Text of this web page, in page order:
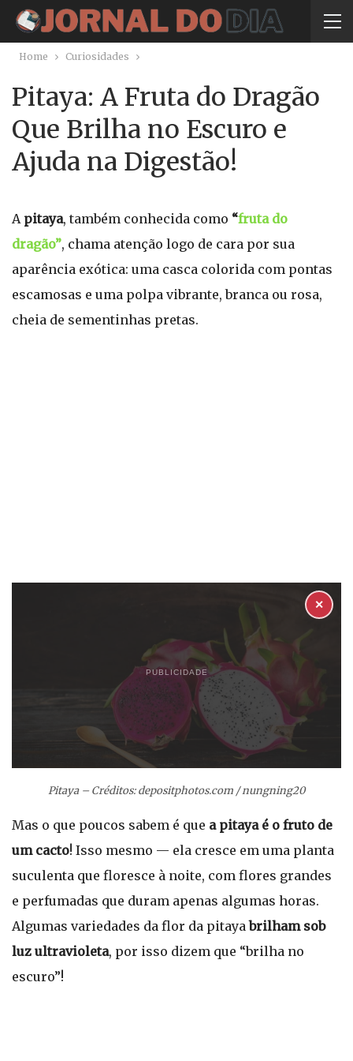
Home Curiosidades
Pitaya: A Fruta do Dragão
Que Brilha no Escuro e
Ajuda na Digestão!
A pitaya, também conhecida como “fruta do
dragão”, chama atenção logo de cara por sua
aparência exótica: uma casca colorida com pontas
escamosas e uma polpa vibrante, branca ou rosa,
cheia de sementinhas pretas.
PUBLICIDADE
✕
Pitaya – Créditos: depositphotos.com / nungning20
Mas o que poucos sabem é que a pitaya é o fruto de
um cacto! Isso mesmo — ela cresce em uma planta
suculenta que floresce à noite, com flores grandes
e perfumadas que duram apenas algumas horas.
Algumas variedades da flor da pitayabrilham sob
luz ultravioleta, por isso dizem que “brilha no
escuro”!